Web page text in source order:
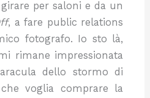
per saloni e da un
, a fare public relations
fotografo. Io sto là,
rimane impressionata
dello stormo di
voglia comprare la